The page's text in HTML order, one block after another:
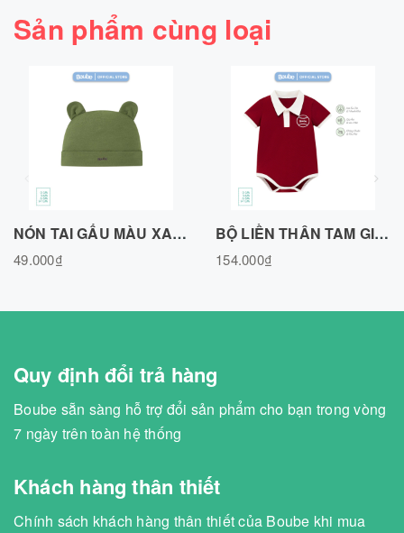
Sản phẩm cùng loại
NÓN TAI GẤU MÀU XANH OLIVE, VẢI SỢI TRE BAMBOO -N010725OLIV
49.000₫
BỘ LIỀN THÂN TAM GIÁC, BODY CHIP POLO MÀU ĐỎ ĐÔ, VẢI SỢI TRE BAMBOO BL351125RED
154.000₫
Quy định đổi trả hàng
Boube sẵn sàng hỗ trợ đổi sản phẩm cho bạn trong vòng
7 ngày trên toàn hệ thống
Khách hàng thân thiết
Chính sách khách hàng thân thiết của Boube khi mua